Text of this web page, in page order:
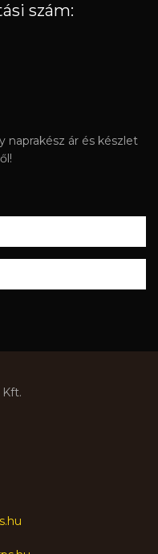
szám:
naprakész ár és készlet